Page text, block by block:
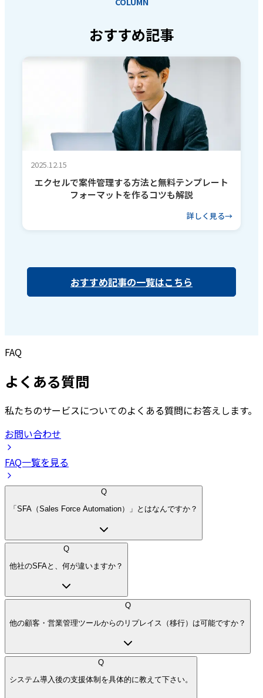
おすすめ記事
2025.12.15
エクセルで案件管理する方法と無料テンプレート
フォーマットを作るコツも解説
詳しく見る
おすすめ記事の一覧はこちら
FAQ
よくある質問
私たちのサービスについてのよくある質問にお答えします。
お問い合わせ
FAQ一覧を見る
Q
「SFA（Sales Force Automation）」とはなんですか？
Q
他社のSFAと、何が違いますか？
Q
他の顧客・営業管理ツールからのリプレイス（移行）は可能ですか？
Q
システム導入後の支援体制を具体的に教えて下さい。